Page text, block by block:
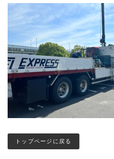
トップページに戻る